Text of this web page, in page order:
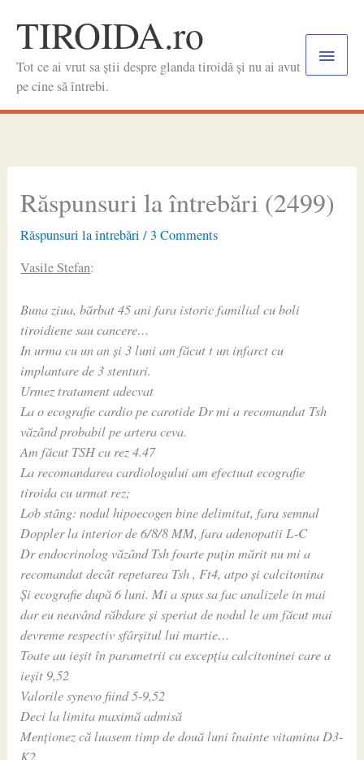
contentTIROIDA.ro
Tot ce ai vrut sa știi despre glanda tiroidă și nu ai avut
pe cine să întrebi.
Main
Răspunsuri la întrebări (2499)
Răspunsuri la întrebări / 3 Comments
Vasile Stefan:
Buna ziua, bărbat 45 ani fara istoric familial cu boli
tiroidiene sau cancere…
In urma cu un an și 3 luni am făcut t un infarct cu
implantare de 3 stenturi.
Urmez tratament adecvat
La o ecografie cardio pe carotide Dr mi a recomandat Tsh
văzând probabil pe artera ceva.
Am făcut TSH cu rez 4.47
La recomandarea cardiologului am efectuat ecografie
tiroida cu urmat rez;
Lob stâng: nodul hipoecogen bine delimitat, fara semnal
Doppler la interior de 6/8/8 MM, fara adenopatii L-C
Dr endocrinolog văzând Tsh foarte puțin mărit nu mi a
recomandat decât repetarea Tsh , Ft4, atpo și calcitonina
Și ecografie după 6 luni. Mi a spus sa fac analizele in mai
dar eu neavând răbdare și speriat de nodul le am făcut mai
devreme respectiv sfârșitul lui martie…
Toate au ieșit în parametrii cu excepția calcitoninei care a
ieșit 9,52
Valorile synevo fiind 5-9,52
Deci la limita maximă admisă
Menționez că luasem timp de două luni înainte vitamina D3-
K2